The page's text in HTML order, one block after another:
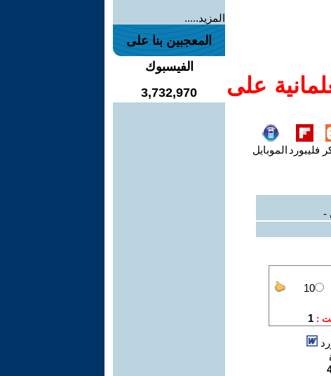
على
فليبورد الموبايل
-
المزيد.....
المعجبين بنا على
الفيسبوك
3,732,970